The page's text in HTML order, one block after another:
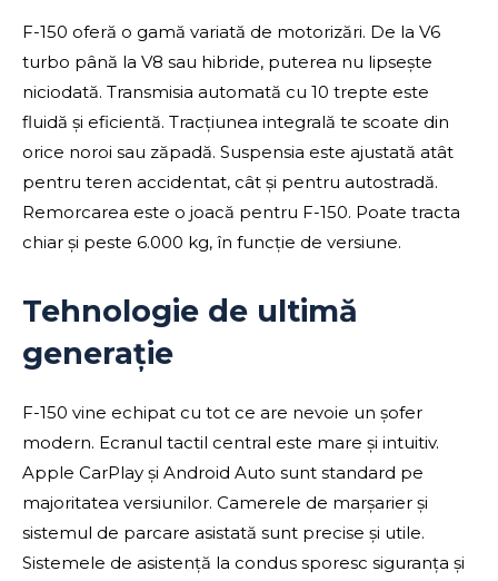
F-150 oferă o gamă variată de motorizări. De la V6
turbo până la V8 sau hibride, puterea nu lipsește
niciodată. Transmisia automată cu 10 trepte este
fluidă și eficientă. Tracțiunea integrală te scoate din
orice noroi sau zăpadă. Suspensia este ajustată atât
pentru teren accidentat, cât și pentru autostradă.
Remorcarea este o joacă pentru F-150. Poate tracta
chiar și peste 6.000 kg, în funcție de versiune.
Tehnologie de ultimă
generație
F-150 vine echipat cu tot ce are nevoie un șofer
modern. Ecranul tactil central este mare și intuitiv.
Apple CarPlay și Android Auto sunt standard pe
majoritatea versiunilor. Camerele de marșarier și
sistemul de parcare asistată sunt precise și utile.
Sistemele de asistență la condus sporesc siguranța și